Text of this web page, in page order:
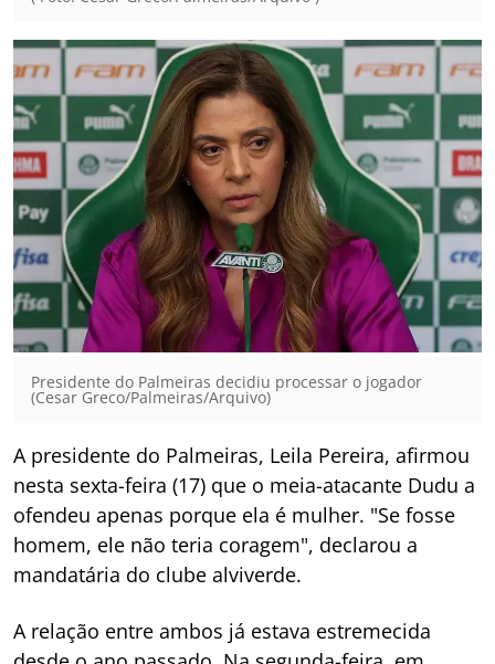
Presidente do Palmeiras decidiu processar o jogador
(Cesar Greco/Palmeiras/Arquivo)
A presidente do Palmeiras, Leila Pereira, afirmou
nesta sexta-feira (17) que o meia-atacante Dudu a
ofendeu apenas porque ela é mulher. "Se fosse
homem, ele não teria coragem", declarou a
mandatária do clube alviverde.
A relação entre ambos já estava estremecida